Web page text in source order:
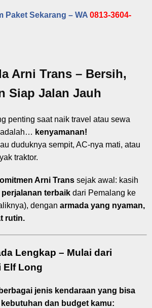
Paket Sekarang – WA 0813-3604-
Arni Trans – Bersih,
Siap Jalan Jauh
penting saat naik travel atau sewa
adalah… kenyamanan!
duduknya sempit, AC-nya mati, atau
traktor.
Arni Trans sejak awal: kasih
terbaik dari Pemalang ke
dengan armada yang nyaman,
rutin.
Lengkap – Mulai dari
Elf Long
jenis kendaraan yang bisa
dan budget kamu: